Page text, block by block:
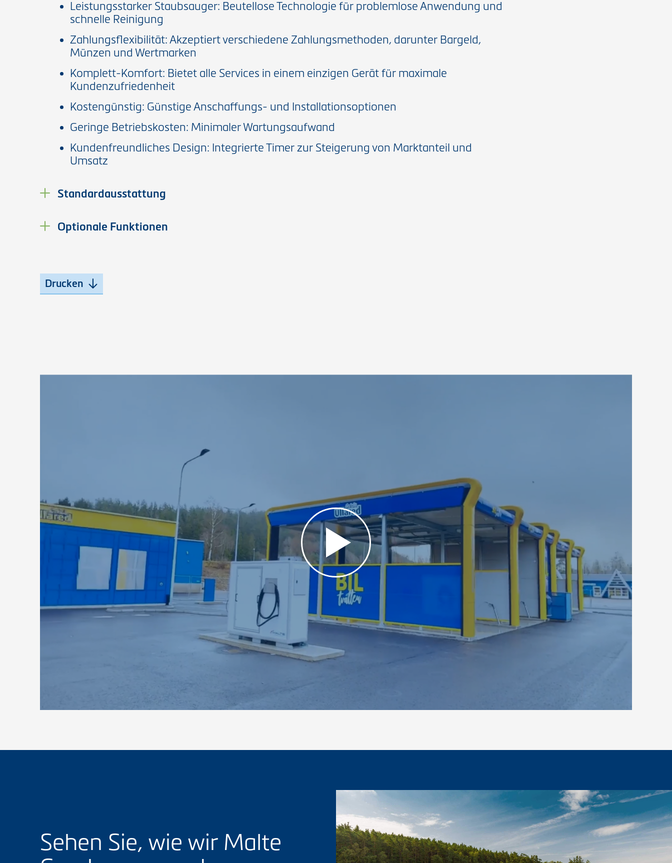
Leistungsstarker Staubsauger: Beutellose Technologie für problemlose Anwendung und
schnelle Reinigung
Zahlungsflexibilität: Akzeptiert verschiedene Zahlungsmethoden, darunter Bargeld,
Münzen und Wertmarken
Komplett-Komfort: Bietet alle Services in einem einzigen Gerät für maximale
Kundenzufriedenheit
Kostengünstig: Günstige Anschaffungs- und Installationsoptionen
Geringe Betriebskosten: Minimaler Wartungsaufwand
Kundenfreundliches Design: Integrierte Timer zur Steigerung von Marktanteil und
Umsatz
Standardausstattung
Optionale Funktionen
Drucken
Sehen Sie, wie wir Malte